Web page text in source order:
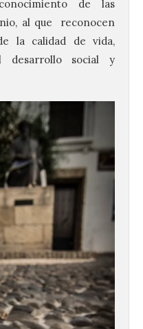
de las
al que reconocen
la calidad de vida,
desarrollo social y